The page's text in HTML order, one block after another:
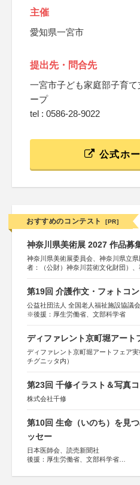
主催
愛知県一宮市
提出先・問合先
一宮市子ども家庭部子育
ープ
tel : 0586-28-9022
公式ホ
おすすめのコンテスト [PR]
神奈川県美術展 2027 作品募
神奈川県美術展委員会、神奈川県立
者：（公財）神奈川芸術文化財団）
第19回 介護作文・フォトコ
公益社団法人 全国老人福祉施設協議会
※後援：厚生労働省、文部科学省
ディファレント京町堀アート
ディファレント京町堀アートフェア
チグニッタ内）
第23回 千修イラスト＆写真
株式会社千修
第10回 生命（いのち）を見
ッセー
日本医師会、読売新聞社
後援：厚生労働省、文部科学省
しん生命保険株式会社